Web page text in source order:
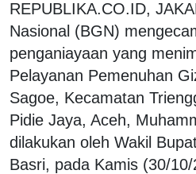
REPUBLIKA.CO.ID,
Nasional (BGN)
penganiayaan yang
Pelayanan Pemenuhan
Sagoe, Kecamatan
Pidie Jaya, Aceh,
dilakukan oleh Wakil
Basri, pada Kamis (30/